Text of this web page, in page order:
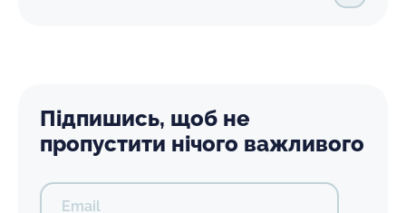
Підпишись, щоб не
пропустити нічого важливого
Email